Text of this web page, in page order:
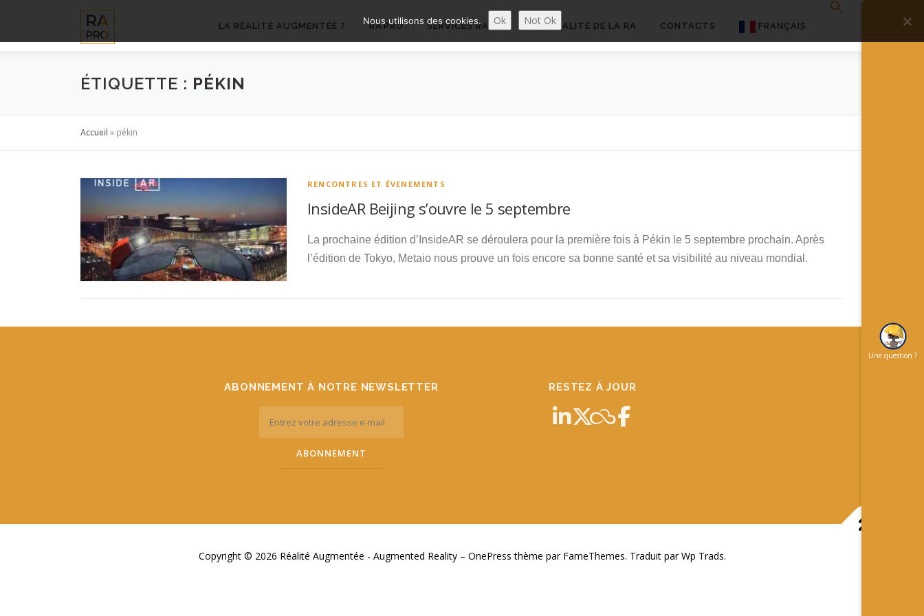
contenu
LA RÉALITÉ AUGMENTÉE ? RA’PRO SERVICES RA’PRO ACTUALITÉ DE LA RA CONTACTS FRANÇAIS
ÉTIQUETTE : PÉKIN
Accueil » pékin
RENCONTRES ET ÉVENEMENTS
InsideAR Beijing s’ouvre le 5 septembre
La prochaine édition d’InsideAR se déroulera pour la première fois à Pékin le 5 septembre prochain. Après
l’édition de Tokyo, Metaio nous prouve un fois encore sa bonne santé et sa visibilité au niveau mondial.
ABONNEMENT À NOTRE NEWSLETTER RESTEZ À JOUR
Copyright © 2026 Réalité Augmentée - Augmented Reality – OnePress thème par FameThemes. Traduit par Wp Trads.
Une question ?
Nous utilisons des cookies. Ok Not Ok